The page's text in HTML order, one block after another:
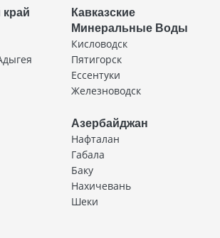
край
Кавказские
Минеральные Воды
Кисловодск
Пятигорск
Ессентуки
Железноводск
Азербайджан
Нафталан
Габала
Баку
Нахичевань
Шеки